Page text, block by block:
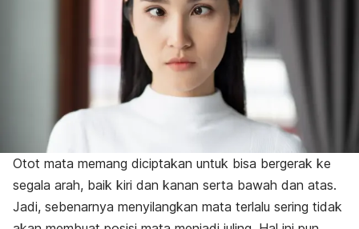
Otot mata memang diciptakan untuk bisa bergerak ke
segala arah, baik kiri dan kanan serta bawah dan atas.
Jadi, sebenarnya menyilangkan mata terlalu sering tidak